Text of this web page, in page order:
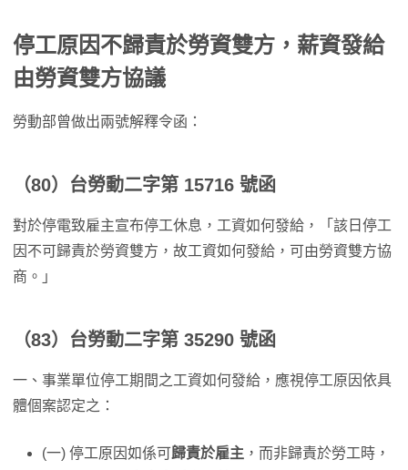
停工原因不歸責於勞資雙方，薪資發給
由勞資雙方協議
勞動部曾做出兩號解釋令函：
（80）台勞動二字第 15716 號函
對於停電致雇主宣布停工休息，工資如何發給，「該日停工
因不可歸責於勞資雙方，故工資如何發給，可由勞資雙方協
商。」
（83）台勞動二字第 35290 號函
一、事業單位停工期間之工資如何發給，應視停工原因依具
體個案認定之：
(一) 停工原因如係可歸責於雇主 ，而非歸責於勞工時，